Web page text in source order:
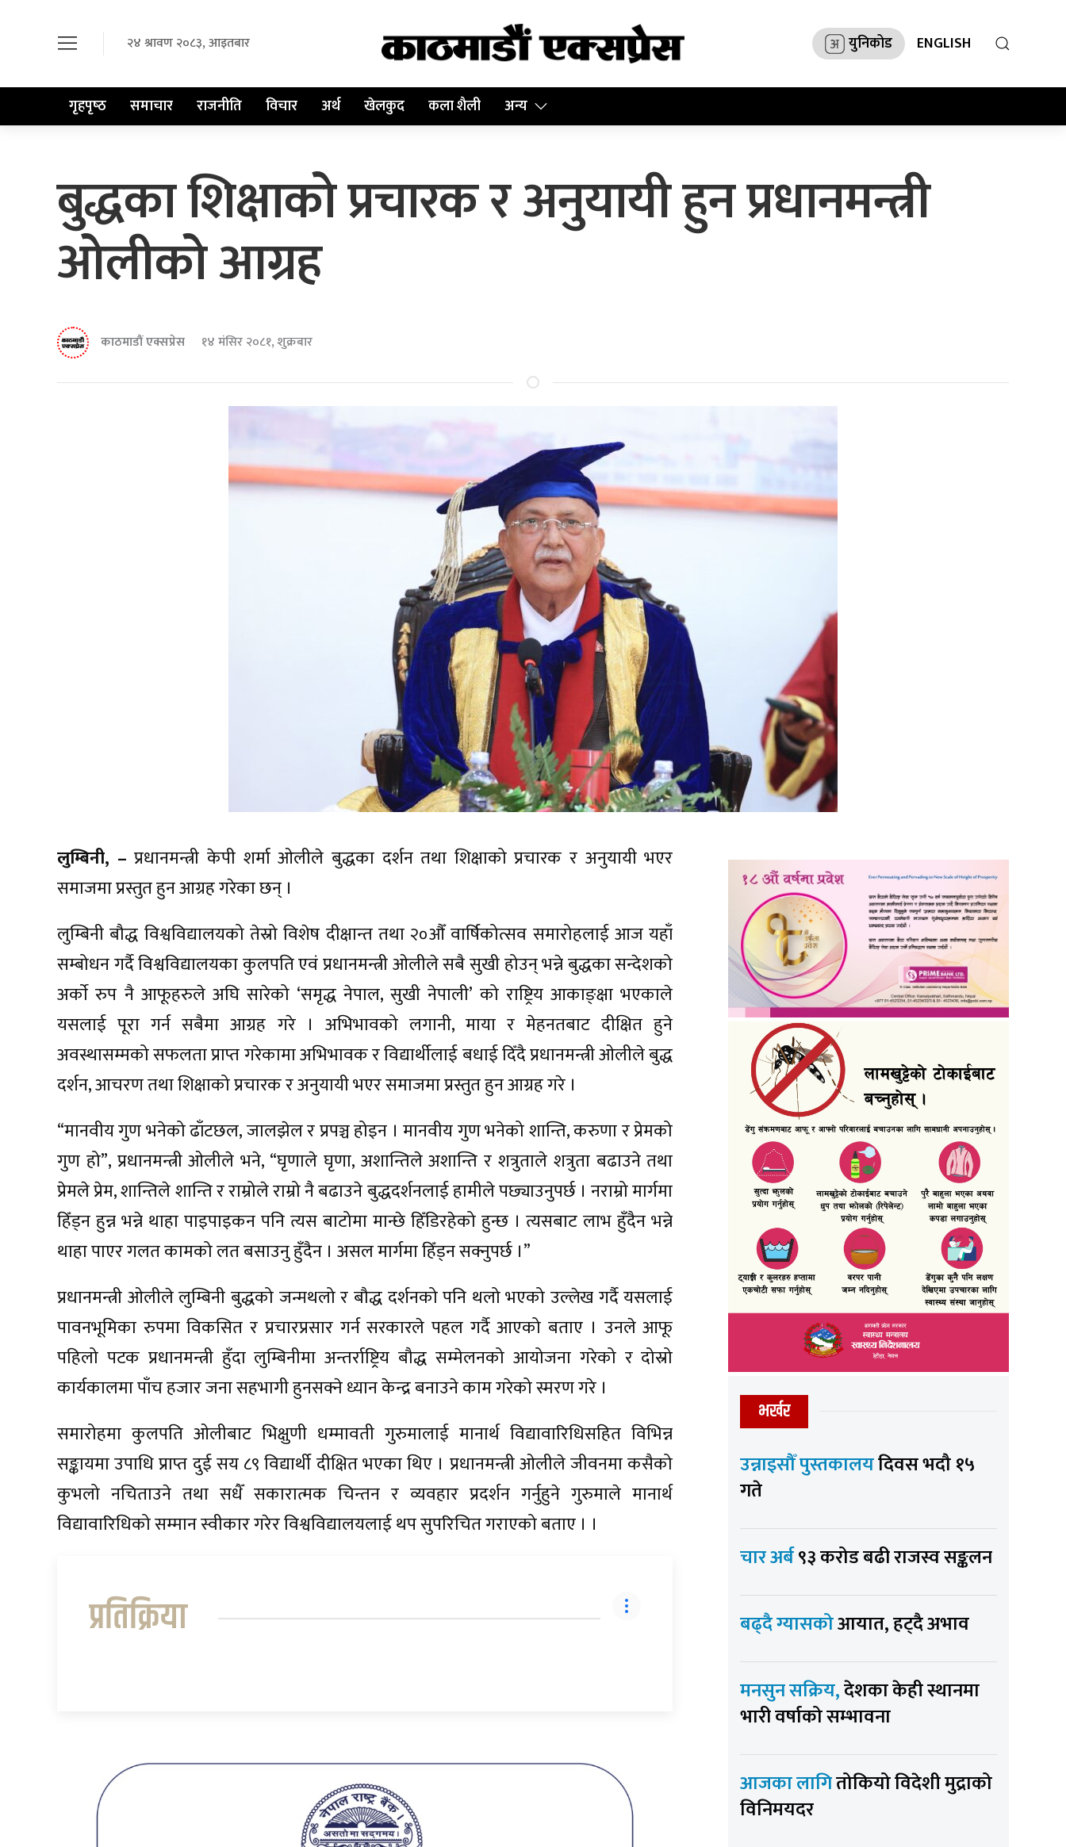
२४ श्रावण २०८३, आइतबार युनिकोड ENGLISH
गृहपृष्‍ठ समाचार राजनीति विचार अर्थ खेलकुद कला शैली अन्य
बुद्धका शिक्षाको प्रचारक र अनुयायी हुन प्रधानमन्त्री
ओलीको आग्रह
काठमाडौं एक्सप्रेस १४ मंसिर २०८१, शुक्रबार
लुम्बिनी, –प्रधानमन्त्री केपी शर्मा ओलीले बुद्धका दर्शन तथा शिक्षाको प्रचारक र अनुयायी भएर
समाजमा प्रस्तुत हुन आग्रह गरेका छन् ।
लुम्बिनी बौद्ध विश्वविद्यालयको तेस्रो विशेष दीक्षान्त तथा २०औँ वार्षिकोत्सव समारोहलाई आज यहाँ
सम्बोधन गर्दै विश्वविद्यालयका कुलपति एवं प्रधानमन्त्री ओलीले सबै सुखी होउन् भन्ने बुद्धका सन्देशको
अर्काे रुप नै आफूहरुले अघि सारेको ‘समृद्ध नेपाल, सुखी नेपाली’ को राष्ट्रिय आकाङ्क्षा भएकाले
यसलाई पूरा गर्न सबैमा आग्रह गरे । अभिभावको लगानी, माया र मेहनतबाट दीक्षित हुने
अवस्थासम्मको सफलता प्राप्त गरेकामा अभिभावक र विद्यार्थीलाई बधाई दिँदै प्रधानमन्त्री ओलीले बुद्ध
दर्शन, आचरण तथा शिक्षाको प्रचारक र अनुयायी भएर समाजमा प्रस्तुत हुन आग्रह गरे ।
“मानवीय गुण भनेको ढाँटछल, जालझेल र प्रपञ्च होइन । मानवीय गुण भनेको शान्ति, करुणा र प्रेमको
गुण हो”, प्रधानमन्त्री ओलीले भने, “घृणाले घृणा, अशान्तिले अशान्ति र शत्रुताले शत्रुता बढाउने तथा
प्रेमले प्रेम, शान्तिले शान्ति र राम्रोले राम्रो नै बढाउने बुद्धदर्शनलाई हामीले पछ्याउनुपर्छ । नराम्रो मार्गमा
हिँड्न हुन्न भन्ने थाहा पाइपाइकन पनि त्यस बाटोमा मान्छे हिँडिरहेको हुन्छ । त्यसबाट लाभ हुँदैन भन्ने
थाहा पाएर गलत कामको लत बसाउनु हुँदैन । असल मार्गमा हिँड्न सक्नुपर्छ ।”
प्रधानमन्त्री ओलीले लुम्बिनी बुद्धको जन्मथलो र बौद्ध दर्शनको पनि थलो भएको उल्लेख गर्दै यसलाई
पावनभूमिका रुपमा विकसित र प्रचारप्रसार गर्न सरकारले पहल गर्दै आएको बताए । उनले आफू
पहिलो पटक प्रधानमन्त्री हुँदा लुम्बिनीमा अन्तर्राष्ट्रिय बौद्ध सम्मेलनको आयोजना गरेको र दोस्रो
कार्यकालमा पाँच हजार जना सहभागी हुनसक्ने ध्यान केन्द्र बनाउने काम गरेको स्मरण गरे ।
समारोहमा कुलपति ओलीबाट भिक्षुणी धम्मावती गुरुमालाई मानार्थ विद्यावारिधिसहित विभिन्न
सङ्कायमा उपाधि प्राप्त दुई सय ८९ विद्यार्थी दीक्षित भएका थिए । प्रधानमन्त्री ओलीले जीवनमा कसैको
कुभलो नचिताउने तथा सधैँ सकारात्मक चिन्तन र व्यवहार प्रदर्शन गर्नुहुने गुरुमाले मानार्थ
विद्यावारिधिको सम्मान स्वीकार गरेर विश्वविद्यालयलाई थप सुपरिचित गराएको बताए । ।
प्रतिक्रिया
भर्खर
उन्नाइसौँ पुस्तकालयदिवस भदौ १५
गते
चार अर्ब९३ करोड बढी राजस्व सङ्कलन
बढ्दै ग्यासकोआयात, हट्दै अभाव
मनसुन सक्रिय,देशका केही स्थानमा
भारी वर्षाको सम्भावना
आजका लागितोकियो विदेशी मुद्राको
विनिमयदर